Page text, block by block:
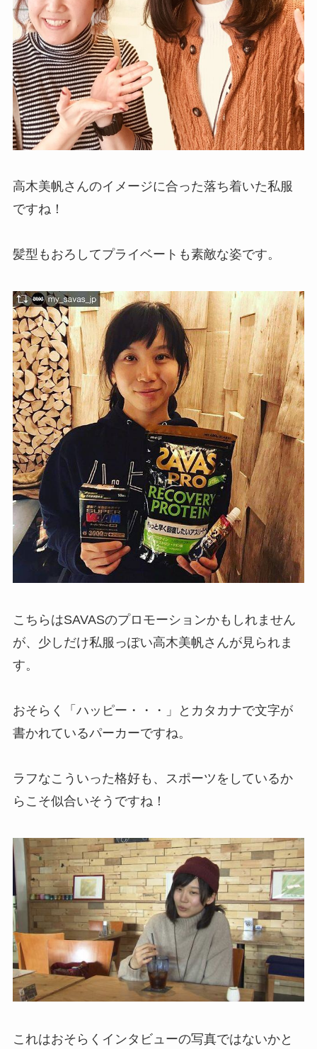
高木美帆さんのイメージに合った落ち着いた私服
ですね！
髪型もおろしてプライベートも素敵な姿です。
こちらはSAVASのプロモーションかもしれません
が、少しだけ私服っぽい高木美帆さんが見られま
す。
おそらく「ハッピー・・・」とカタカナで文字が
書かれているパーカーですね。
ラフなこういった格好も、スポーツをしているか
らこそ似合いそうですね！
これはおそらくインタビューの写真ではないかと